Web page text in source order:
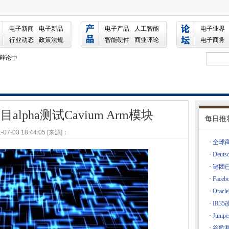
电子新闻
电子新品
行业动态
政策法规
电子产品
人工智能
智能硬件
商业评论
电子业界
电子商务
Arm模块
创新潜力
论中
于Intranet
数据分析
色
模型4将为每个人负担得起
节器警告
诉讼
个Windows 10更新启用补丁
alpha测试Cavium Arm模块
07-03 18:44:05 [来源]：
每日推
· 全球
·
· 谜团
用补丁
·
·
· IR35
·